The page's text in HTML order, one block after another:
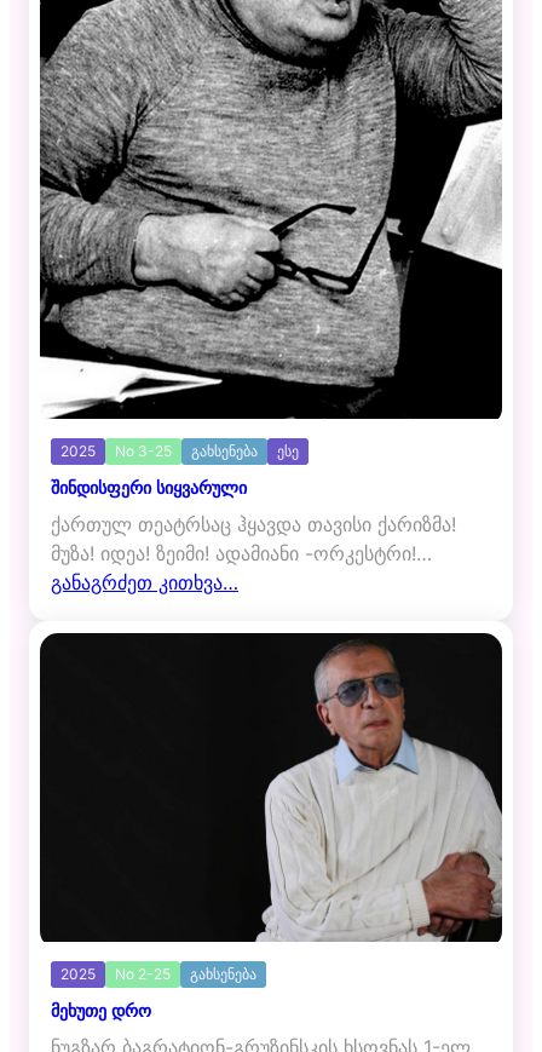
2025 No 3-25 გახსენება ესე
შინდისფერი სიყვარული
ქართულ თეატრსაც ჰყავდა თავისი ქარიზმა!
მუზა! იდეა! ზეიმი! ადამიანი -ორკესტრი!…
განაგრძეთ კითხვა…
2025 No 2-25 გახსენება
მეხუთე დრო